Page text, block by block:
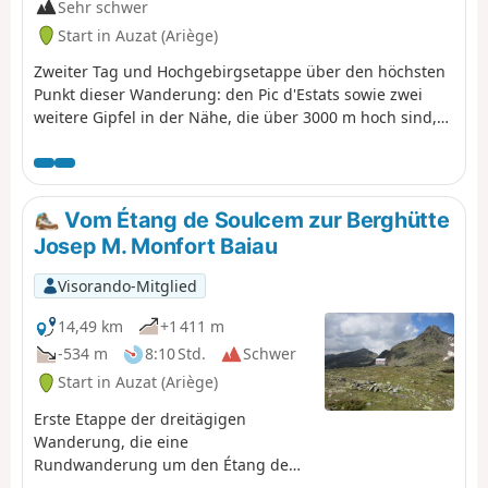
Sehr schwer
Start in Auzat (Ariège)
Zweiter Tag und Hochgebirgsetappe über den höchsten
Punkt dieser Wanderung: den Pic d'Estats sowie zwei
weitere Gipfel in der Nähe, die über 3000 m hoch sind,
Strecke verläuft größtenteils über Geröll und Felsen, was
Liebhabern von Mineralien sehr gefallen wird. Der Weg
folgt größtenteils der Wanderroute Porta del Cel und
dem GR®T61. Auch wenn diese Etappe nicht besonders
technisch ist, sollte man sie aufgrund ihrer Höhe (drei
Gipfel über 3000 m), ihrer Länge, ihres
Höhenunterschieds und ihrer Wege aus losen Steinen,
die das Vorankommen erschweren können, nicht auf die
leichte Schulter nehmen.
Vom Étang de Soulcem zur Berghütte
Josep M. Monfort Baiau
Visorando-Mitglied
14,49 km
+1 411 m
-534 m
8:10 Std.
Schwer
Start in Auzat (Ariège)
Erste Etappe der dreitägigen
Wanderung, die eine
Rundwanderung um den Étang de